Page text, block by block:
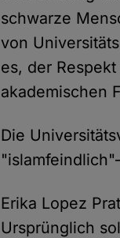
schwarze
von
es, der
akademischen
Die
Erika Lopez
Ursprünglich